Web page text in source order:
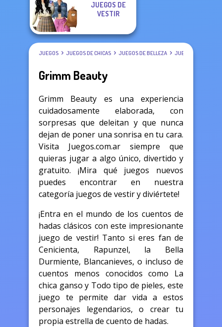
JUEGOS DE
VESTIR
JUEGOS JUEGOS DE CHICAS JUEGOS DE BELLEZA JUEGOS DE VESTIR
Grimm Beauty
Grimm Beauty es una experiencia
cuidadosamente elaborada, con
sorpresas que deleitan y que nunca
dejan de poner una sonrisa en tu cara.
Visita Juegos.com.ar siempre que
quieras jugar a algo único, divertido y
gratuito. ¡Mira qué juegos nuevos
puedes encontrar en nuestra
categoría juegos de vestir y diviértete!
¡Entra en el mundo de los cuentos de
hadas clásicos con este impresionante
juego de vestir! Tanto si eres fan de
Cenicienta, Rapunzel, la Bella
Durmiente, Blancanieves, o incluso de
cuentos menos conocidos como La
chica ganso y Todo tipo de pieles, este
juego te permite dar vida a estos
personajes legendarios, o crear tu
propia estrella de cuento de hadas.